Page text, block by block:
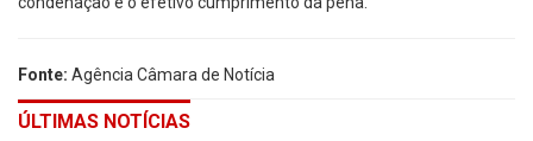
Fonte: Agência Câmara de Notícia
ÚLTIMAS NOTÍCIAS